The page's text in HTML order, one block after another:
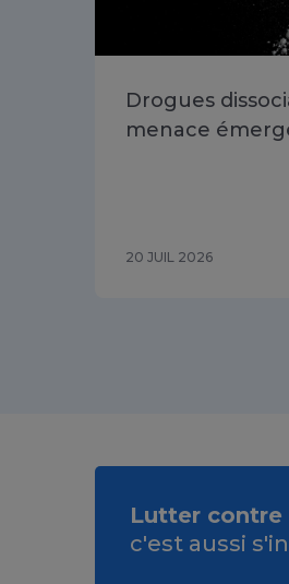
Drogues
menace
20 JUIL 2026
Lutter contre
c'est aussi